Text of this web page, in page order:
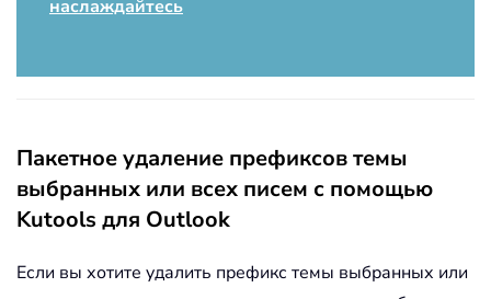
наслаждайтесь
Пакетное удаление префиксов темы
выбранных или всех писем с помощью
Kutools для Outlook
Если вы хотите удалить префикс темы выбранных или